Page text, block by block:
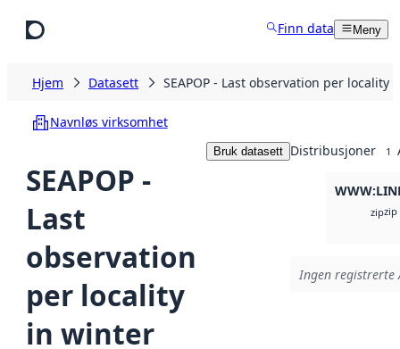
Finn data Meny
Hjem Datasett SEAPOP - Last observation per locality
Navnløs virksomhet
SEAPOP -
Last
observation
per locality
in winter
Bruk datasett Distribusjoner 1
zipzip
Ingen registrerte